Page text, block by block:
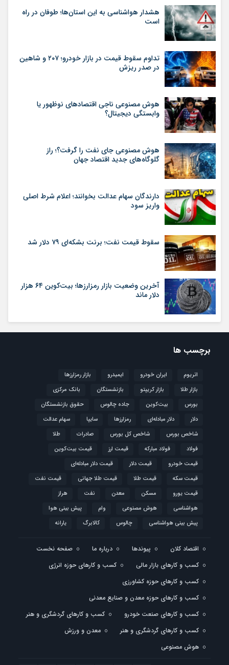
هشدار هواشناسی به این استان‌ها؛ طوفان در راه
است
تداوم سقوط قیمت در بازار خودرو؛ ۲۰۷ و شاهین
در صدر ریزش
هوش مصنوعی ناجی اقتصادهای نوظهور یا
وابستگی دیجیتال؟
هوش مصنوعی جای نفت را گرفت؟؛ راز
گلوگاه‌های جدید اقتصاد جهان
دارندگان سهام عدالت بخوانند؛ اعلام شرط اصلی
واریز سود
سقوط قیمت نفت؛ برنت بشکه‌ای ۷۹ دلار شد
آخرین وضعیت بازار رمزارزها؛ بیت‌کوین ۶۴ هزار
دلار ماند
برچسب ها
اتریوم ایران خودرو ایمیدرو
بازار رمزارزها
بازار طلا
بازار کریپتو بازنشستگان
بانک مرکزی
بورس
بیت‌کوین جاده چالوس
حقوق بازنشستگان
دلار
دلار مبادله‌ای رمزارزها سایپا
سهام عدالت
شاخص بورس
شاخص کل بورس صادرات
طلا
فولاد
فولاد مبارکه قیمت ارز
قیمت بیت‌کوین
قیمت خودرو
قیمت دلار
قیمت دلار مبادله‌ای
قیمت سکه
قیمت طلا قیمت طلا جهانی
قیمت نفت
قیمت یورو
مسکن معدن نفت
هراز
هواشناسی
هوش مصنوعی وام
پیش بینی هوا
پیش بینی هواشناسی
چالوس کالابرگ یارانه
اقتصاد کلان پیوندها درباره ما
صفحه نخست
کسب و کارهای بازار مالی
کسب و کارهای حوزه انرژی
کسب و کارهای حوزه کشاورزی
کسب و کارهای حوزه معدن و صنایع معدنی
کسب و کارهای صنعت خودرو
کسب و کارهای گردشگری و هنر
کسب و کارهای گردشگری و هنر
معدن و ورزش
هوش مصنوعی